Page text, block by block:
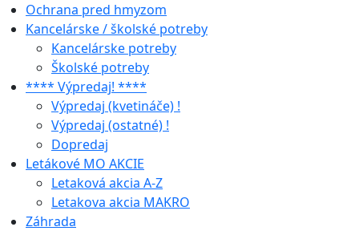
Ochrana pred hmyzom
Kancelárske / školské potreby
Kancelárske potreby
Školské potreby
**** Výpredaj! ****
Výpredaj (kvetináče) !
Výpredaj (ostatné) !
Dopredaj
Letákové MO AKCIE
Letaková akcia A-Z
Letakova akcia MAKRO
Záhrada